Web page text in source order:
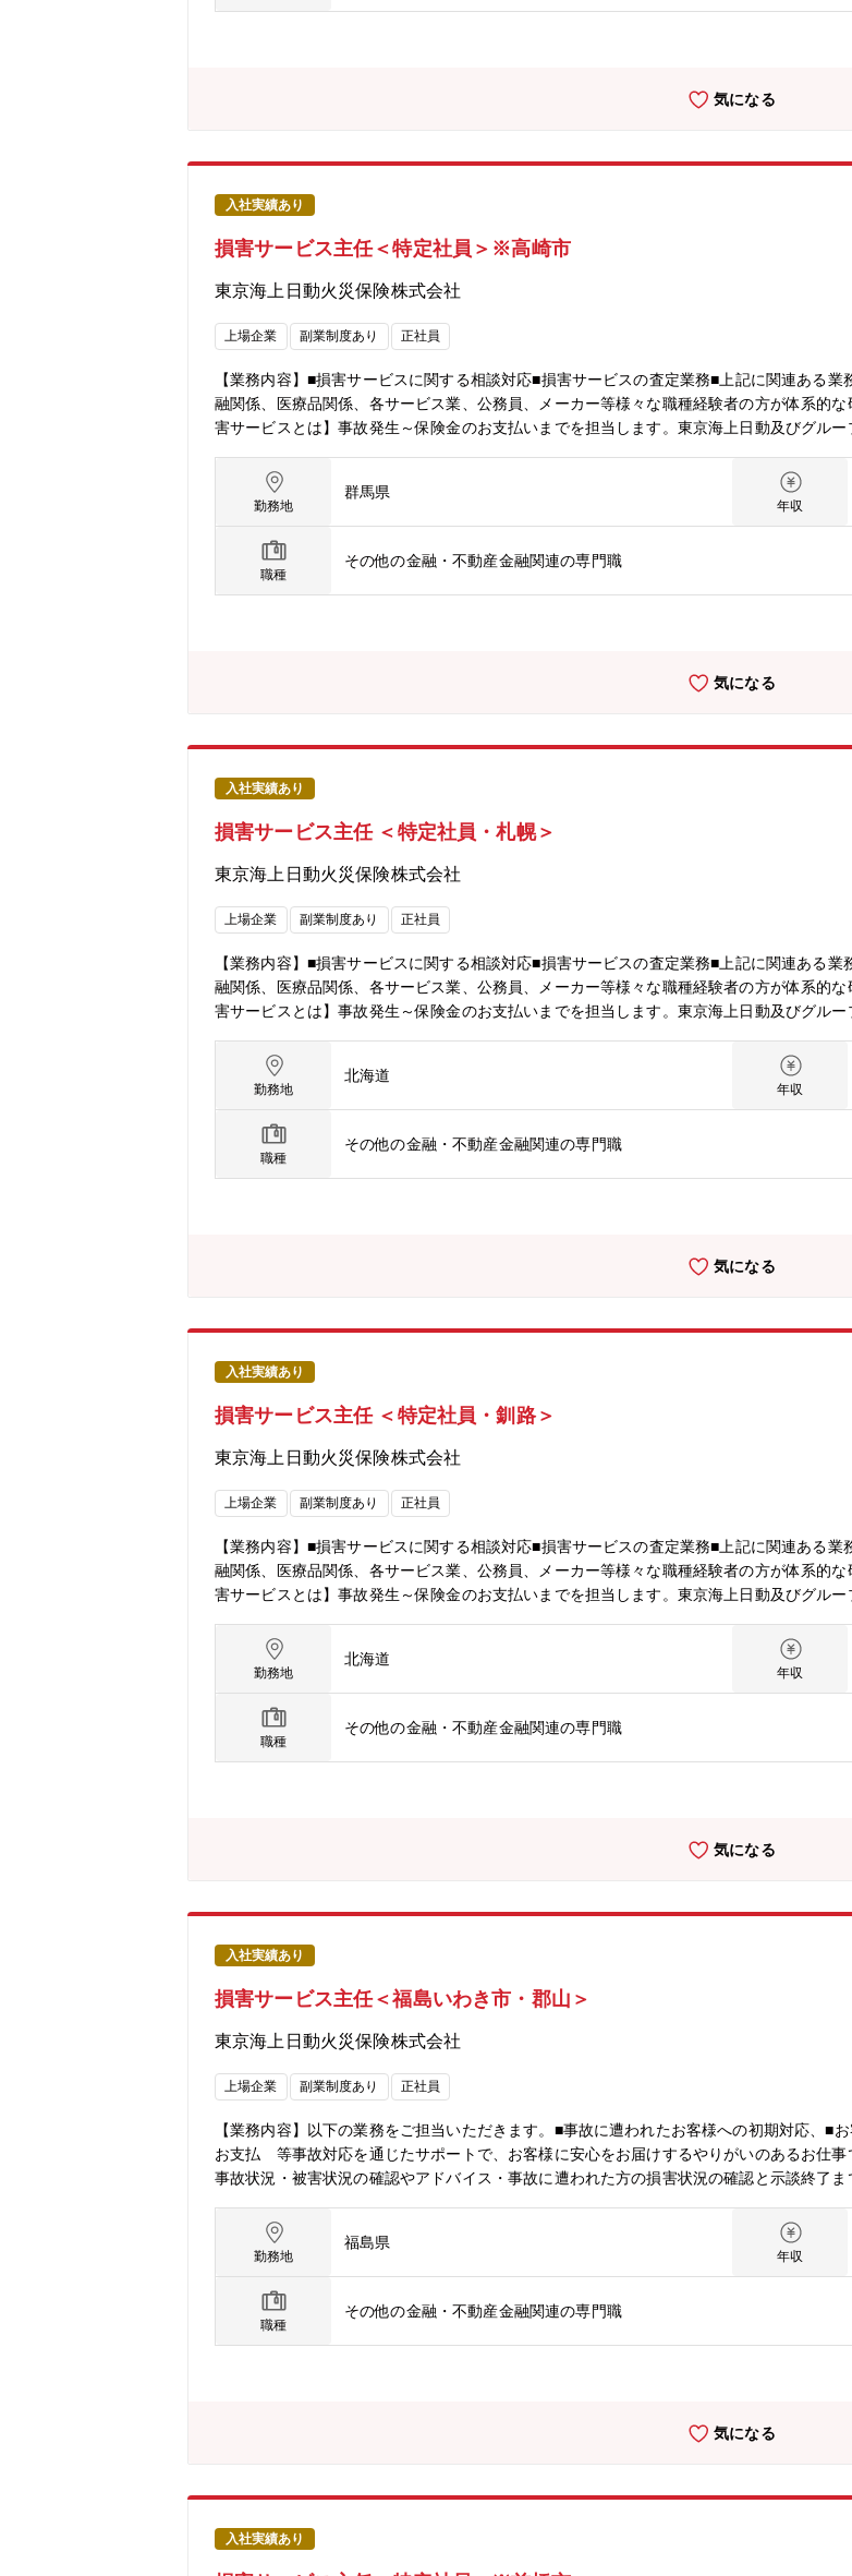
気になる
入社実績あり
損害サービス主任＜特定社員＞※高崎市
東京海上日動火災保険株式会社
上場企業 副業制度あり 正社員
【業務内容】■損害サービスに関する相談対応■損害サービスの査定業務■上記に関連ある
融関係、医療品関係、各サービス業、公務員、メーカー等様々な職種経験者の方が体系的
害サービスとは】事故発生～保険金のお支払いまでを担当します。東京海上日動及びグル
態】正社員：定年63歳 ※再雇用有（65歳まで）
勤務地
群馬県
年収
職種
その他の金融・不動産金融関連の専門職
気になる
入社実績あり
損害サービス主任 ＜特定社員・札幌＞
東京海上日動火災保険株式会社
上場企業 副業制度あり 正社員
【業務内容】■損害サービスに関する相談対応■損害サービスの査定業務■上記に関連ある
融関係、医療品関係、各サービス業、公務員、メーカー等様々な職種経験者の方が体系的
害サービスとは】事故発生～保険金のお支払いまでを担当します。東京海上日動及びグル
態】正社員：定年63歳 ※再雇用有（65歳まで）
勤務地
北海道
年収
職種
その他の金融・不動産金融関連の専門職
気になる
入社実績あり
損害サービス主任 ＜特定社員・釧路＞
東京海上日動火災保険株式会社
上場企業 副業制度あり 正社員
【業務内容】■損害サービスに関する相談対応■損害サービスの査定業務■上記に関連ある
融関係、医療品関係、各サービス業、公務員、メーカー等様々な職種経験者の方が体系的
害サービスとは】事故発生～保険金のお支払いまでを担当します。東京海上日動及びグル
態】正社員：定年63歳 ※再雇用有（65歳まで）
勤務地
北海道
年収
職種
その他の金融・不動産金融関連の専門職
気になる
入社実績あり
損害サービス主任＜福島いわき市・郡山＞
東京海上日動火災保険株式会社
上場企業 副業制度あり 正社員
【業務内容】以下の業務をご担当いただきます。■事故に遭われたお客様への初期対応、■
お支払 等事故対応を通じたサポートで、お客様に安心をお届けするやりがいのあるお仕事
事故状況・被害状況の確認やアドバイス・事故に遭われた方の損害状況の確認と示談終了
対応がありますが、大半が電話・チャットでの対応です。【雇用形態】正社員：定年63
故に遭われた方への賠償金のお支払等を通じて円満示談解決へのご支援を行っています。
感謝やお褒めのお言葉」をいただくことも多くあります。 ・組織内のコミュニケーション
事をしていただけます。【その他】・土日、祝日の勤務はありません。また、土日、祝日
暇取得できる特別連続有給休暇制度があります。（前後土日休暇などを含めると9日間以上
勤務地
福島県
年収
職種
その他の金融・不動産金融関連の専門職
気になる
入社実績あり